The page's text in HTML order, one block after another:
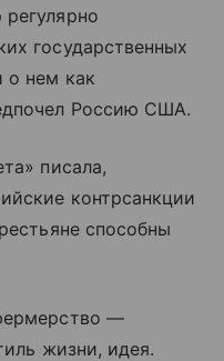
государственных
о нем как
Россию США.
писала,
контрсанкции
способны
—
жизни, идея.